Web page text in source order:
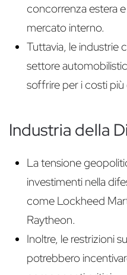
concorrenza estera
mercato interno.
Tuttavia, le industrie
settore
soffrire per i costi più
Industria della
La tensione
investimenti nella
come Lockheed
Raytheon.
Inoltre, le restrizioni
potrebbero